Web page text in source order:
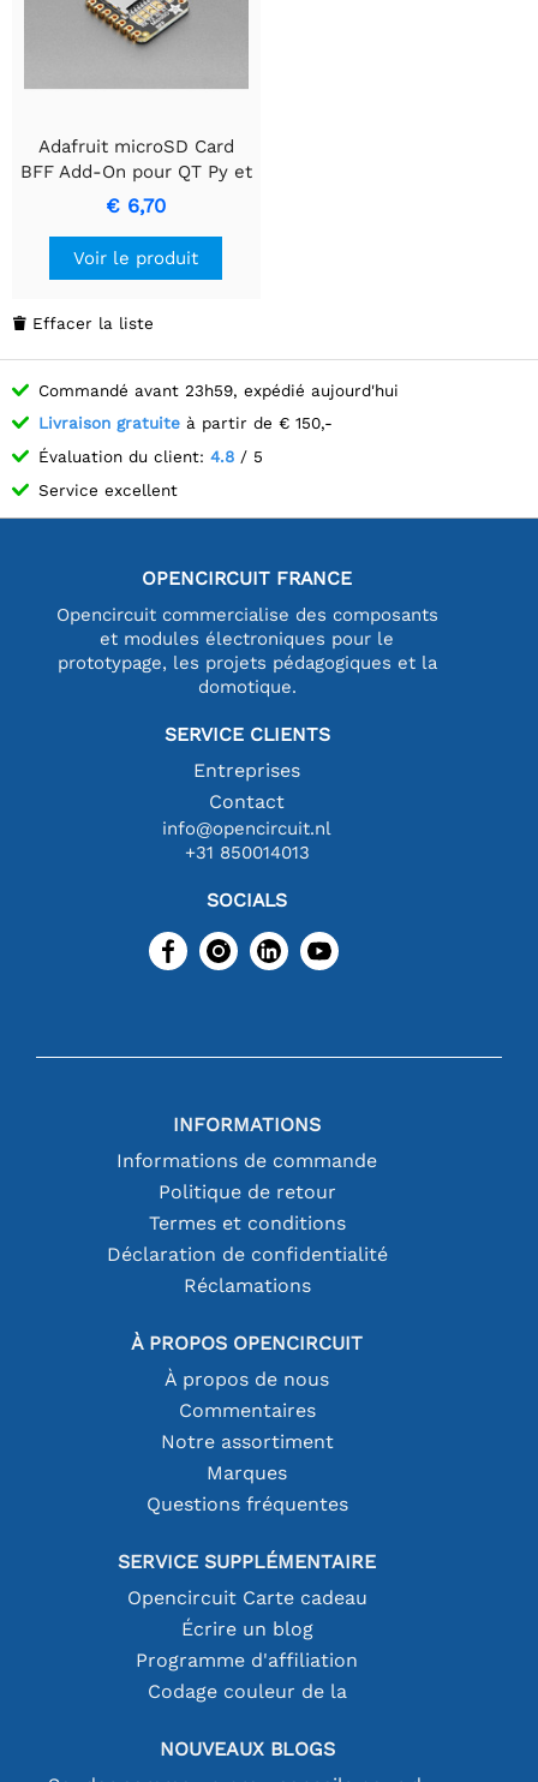
Adafruit microSD Card
BFF Add-On pour QT Py et
Xiao
€ 6,70
Voir le produit
 Effacer la liste
Commandé avant 23h59, expédié aujourd'hui
Livraison gratuite à partir de € 150,-
Évaluation du client: 4.8 / 5
Service excellent
OPENCIRCUIT FRANCE
Opencircuit commercialise des composants
et modules électroniques pour le
prototypage, les projets pédagogiques et la
domotique.
SERVICE CLIENTS
Entreprises
Contact
info@opencircuit.nl
+31 850014013
SOCIALS
INFORMATIONS
Informations de commande
Politique de retour
Termes et conditions
Déclaration de confidentialité
Réclamations
À PROPOS OPENCIRCUIT
À propos de nous
Commentaires
Notre assortiment
Marques
Questions fréquentes
SERVICE SUPPLÉMENTAIRE
Opencircuit Carte cadeau
Écrire un blog
Programme d'affiliation
Codage couleur de la
NOUVEAUX BLOGS